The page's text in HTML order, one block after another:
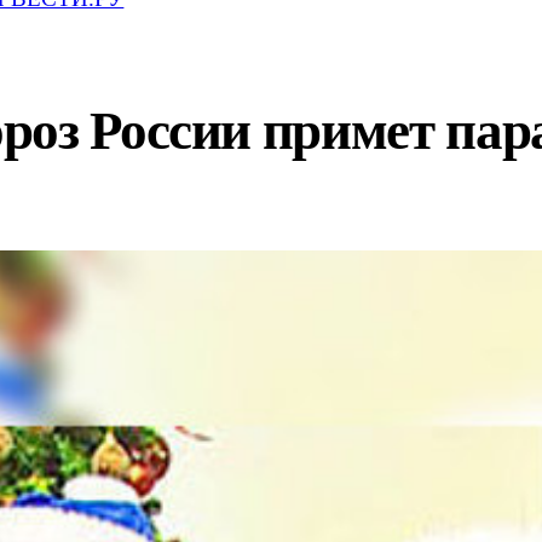
России примет